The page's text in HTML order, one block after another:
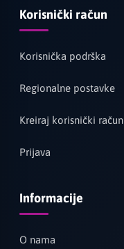
Korisnički račun
Korisnička podrška
Regionalne postavke
Kreiraj korisnički račun
Prijava
Informacije
O nama